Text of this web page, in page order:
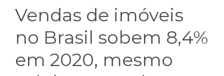
Vendas de imóveis
no Brasil sobem 8,4%
em 2020, mesmo